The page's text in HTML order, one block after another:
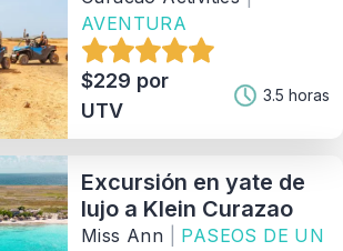
Matching Properties
AVENTURA
$229 por
UTV
3.5 horas
Excursión en yate de
lujo a Klein Curazao
Miss Ann
PASEOS DE UN